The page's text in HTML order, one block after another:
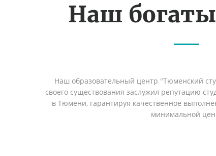
Наш
Наш образовательный центр "Тюменский
своего существования заслужил репутацию
в Тюмени, гарантируя качественное
минимальной